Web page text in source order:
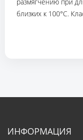
близких к 100°C.
ИНФОРМАЦИЯ